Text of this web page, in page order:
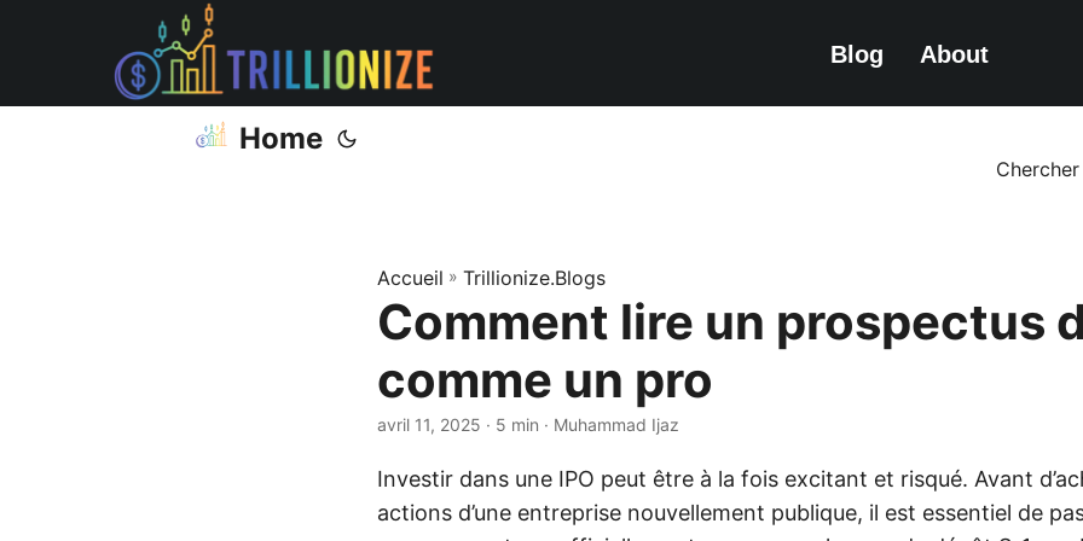
Blog About
Home
Chercher
Accueil » Trillionize.Blogs
Comment lire un prospectus
comme un pro
avril 11, 2025 · 5 min · Muhammad Ijaz
Investir dans une IPO peut être à la fois excitant et risqué. Avant
actions d’une entreprise nouvellement publique, il est essentiel de